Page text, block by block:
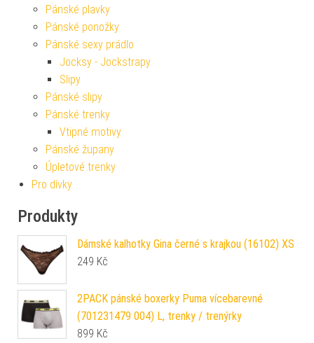
Pánské plavky
Pánské ponožky
Pánské sexy prádlo
Jocksy - Jockstrapy
Slipy
Pánské slipy
Pánské trenky
Vtipné motivy
Pánské župany
Úpletové trenky
Pro dívky
Produkty
Dámské kalhotky Gina černé s krajkou (16102) XS
249 Kč
2PACK pánské boxerky Puma vícebarevné
(701231479 004) L, trenky / trenýrky
899 Kč